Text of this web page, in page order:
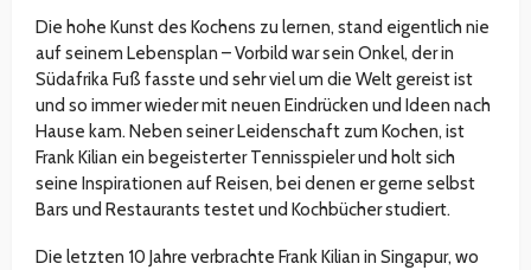
Die hohe Kunst des Kochens zu lernen, stand eigentlich nie
auf seinem Lebensplan – Vorbild war sein Onkel, der in
Südafrika Fuß fasste und sehr viel um die Welt gereist ist
und so immer wieder mit neuen Eindrücken und Ideen nach
Hause kam. Neben seiner Leidenschaft zum Kochen, ist
Frank Kilian ein begeisterter Tennisspieler und holt sich
seine Inspirationen auf Reisen, bei denen er gerne selbst
Bars und Restaurants testet und Kochbücher studiert.
Die letzten 10 Jahre verbrachte Frank Kilian in Singapur, wo